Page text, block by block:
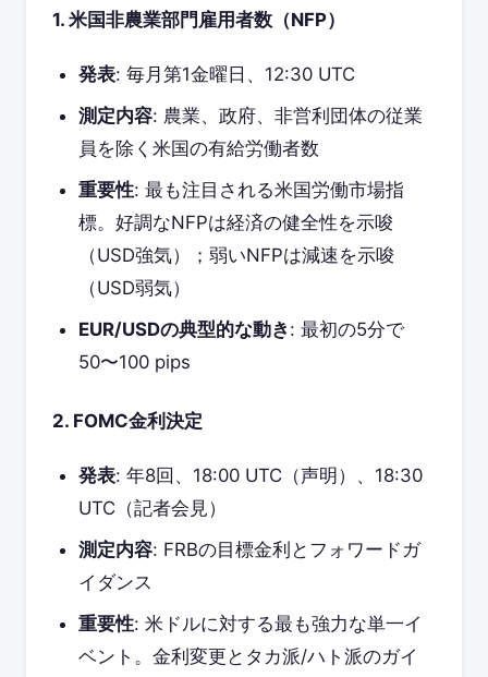
1. 米国非農業部門雇用者数（NFP）
発表: 毎月第1金曜日、12:30 UTC
測定内容: 農業、政府、非営利団体の従業
員を除く米国の有給労働者数
重要性: 最も注目される米国労働市場指
標。好調なNFPは経済の健全性を示唆
（USD強気）；弱いNFPは減速を示唆
（USD弱気）
EUR/USDの典型的な動き : 最初の5分で
50〜100 pips
2. FOMC金利決定
発表: 年8回、18:00 UTC（声明）、18:30
UTC（記者会見）
測定内容: FRBの目標金利とフォワードガ
イダンス
重要性: 米ドルに対する最も強力な単一イ
ベント。金利変更とタカ派/ハト派のガイ